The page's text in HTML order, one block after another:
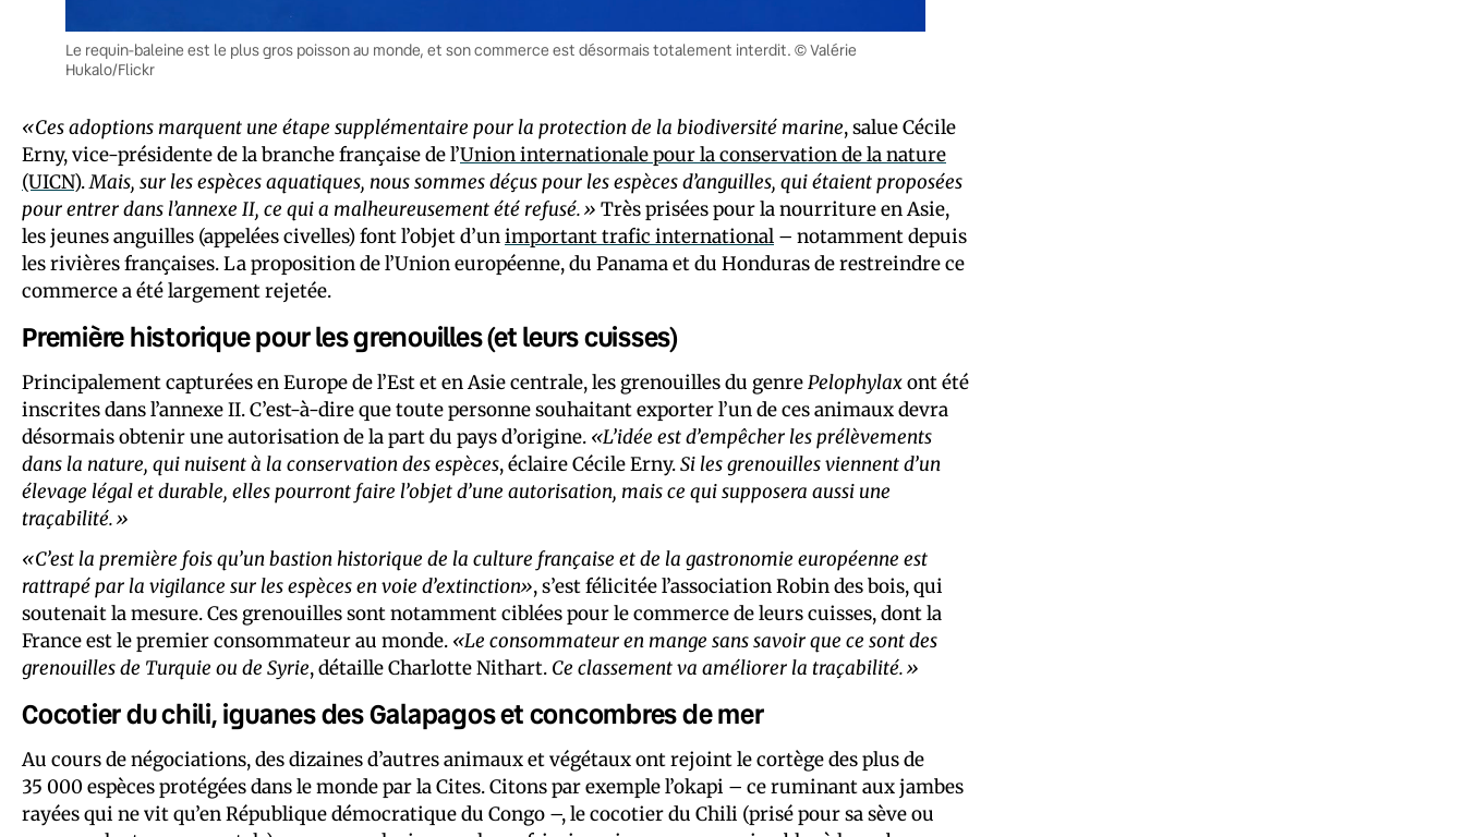
Le requin-baleine est le plus gros poisson au monde, et son commerce est désormais totalement interdit. © Valérie
Hukalo/Flickr
«Ces adoptions marquent une étape supplémentaire pour la protection de la biodiversité marine, salue Cécile
Erny, vice-présidente de la branche française de l’Union internationale pour la conservation de la nature
(UICN).Mais, sur les espèces aquatiques, nous sommes déçus pour les espèces d’anguilles, qui étaient proposées
pour entrer dans l’annexe II, ce qui a malheureusement été refusé.» Très prisées pour la nourriture en Asie,
les jeunes anguilles (appelées civelles) font l’objet d’unimportant trafic international – notamment depuis
les rivières françaises. La proposition de l’Union européenne, du Panama et du Honduras de restreindre ce
commerce a été largement rejetée.
Première historique pour les grenouilles (et leurs cuisses)
Principalement capturées en Europe de l’Est et en Asie centrale, les grenouilles du genrePelophylaxont été
inscrites dans l’annexe II. C’est-à-dire que toute personne souhaitant exporter l’un de ces animaux devra
désormais obtenir une autorisation de la part du pays d’origine. «L’idée est d’empêcher les prélèvements
dans la nature, qui nuisent à la conservation des espèces, éclaire Cécile Erny.Si les grenouilles viennent d’un
élevage légal et durable, elles pourront faire l’objet d’une autorisation, mais ce qui supposera aussi une
traçabilité.»
«C’est la première fois qu’un bastion historique de la culture française et de la gastronomie européenne est
rattrapé par la vigilance sur les espèces en voie d’extinction», s’est félicitée l’association Robin des bois, qui
soutenait la mesure. Ces grenouilles sont notamment ciblées pour le commerce de leurs cuisses, dont la
France est le premier consommateur au monde. «Le consommateur en mange sans savoir que ce sont des
grenouilles de Turquie ou de Syrie, détaille Charlotte Nithart. Ce classement va améliorer la traçabilité.»
Cocotier du chili, iguanes des Galapagos et concombres de mer
Au cours de négociations, des dizaines d’autres animaux et végétaux ont rejoint le cortège des plus de
35 000 espèces protégées dans le monde par la Cites. Citons par exemple l’okapi – ce ruminant aux jambes
rayées qui ne vit qu’en République démocratique du Congo –, le cocotier du Chili (prisé pour sa sève ou